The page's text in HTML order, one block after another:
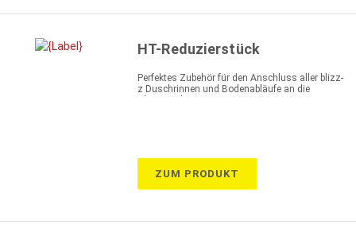
HT-Reduzierstück
Perfektes Zubehör für den Anschluss aller blizz-
z Duschrinnen und Bodenabläufe an die
Abwasserleitung
ZUM PRODUKT